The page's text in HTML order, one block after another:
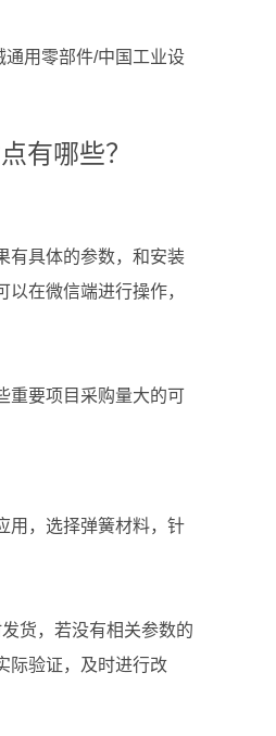
用零部件/中国工业设
有哪些？
有具体的参数，和安装
在微信端进行操作，
重要项目采购量大的可
用，选择弹簧材料，针
货，若没有相关参数的
际验证，及时进行改